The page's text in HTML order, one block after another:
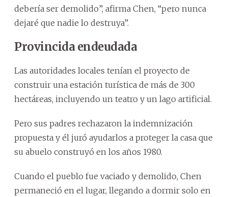
debería ser demolido”, afirma Chen, “pero nunca
dejaré que nadie lo destruya”.
Provincida endeudada
Las autoridades locales tenían el proyecto de
construir una estación turística de más de 300
hectáreas, incluyendo un teatro y un lago artificial.
Pero sus padres rechazaron la indemnización
propuesta y él juró ayudarlos a proteger la casa que
su abuelo construyó en los años 1980.
Cuando el pueblo fue vaciado y demolido, Chen
permaneció en el lugar, llegando a dormir solo en